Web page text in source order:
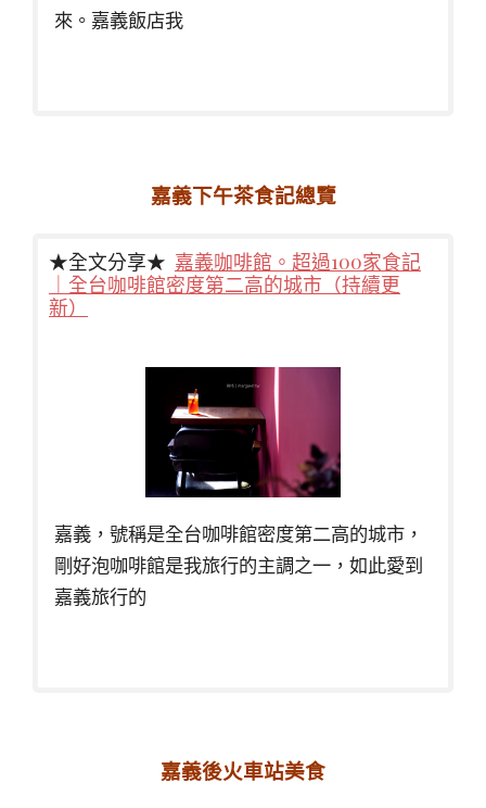
來。嘉義飯店我
嘉義下午茶食記總覽
★全文分享★ 嘉義咖啡館。超過100家食記
｜全台咖啡館密度第二高的城市（持續更
新）
嘉義，號稱是全台咖啡館密度第二高的城市，
剛好泡咖啡館是我旅行的主調之一，如此愛到
嘉義旅行的
嘉義後火車站美食